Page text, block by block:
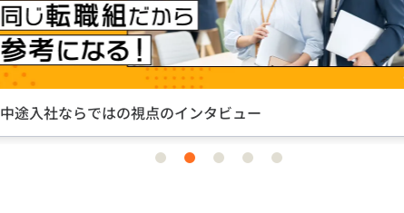
中途入社ならではの視点のインタビュー
item item item item item